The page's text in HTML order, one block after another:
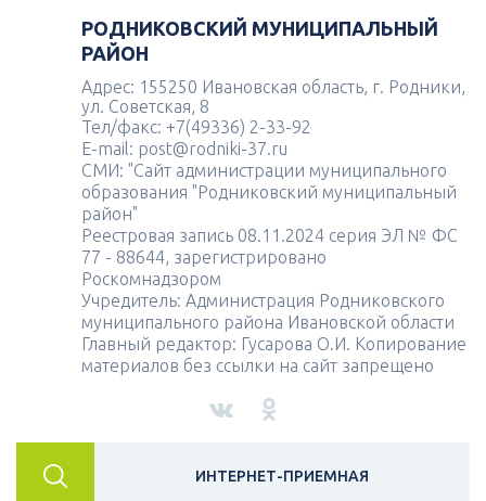
РОДНИКОВСКИЙ МУНИЦИПАЛЬНЫЙ
РАЙОН
Адрес: 155250 Ивановская область, г. Родники,
ул. Советская, 8
Тел/факс: +7(49336) 2-33-92
E-mail: post@rodniki-37.ru
СМИ: "Сайт администрации муниципального
образования "Родниковский муниципальный
район"
Реестровая запись 08.11.2024 серия ЭЛ № ФС
77 - 88644, зарегистрировано
Роскомнадзором
Учредитель: Администрация Родниковского
муниципального района Ивановской области
Главный редактор: Гусарова О.И. Копирование
материалов без ссылки на сайт запрещено
ИНТЕРНЕТ-ПРИЕМНАЯ